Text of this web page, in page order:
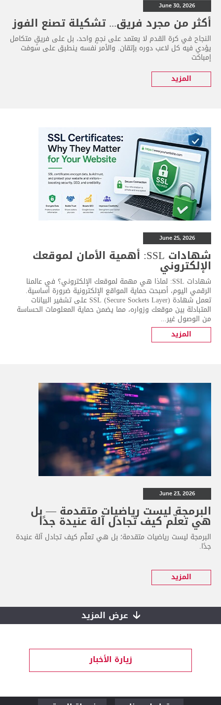
June 30, 2026
أكثر من مجرد فريق... تشكيلة تصنع الفوز
النجاح في كرة القدم لا يعتمد على نجمٍ واحد، بل على فريقٍ متكامل
يؤدي فيه كل لاعب دوره بإتقان. والأمر نفسه ينطبق على سوفت
إمباكت
المزيد
June 25, 2026
شهادات SSL: أهمية الأمان لموقعك
الإلكتروني
شهادات SSL: لماذا هي مهمة لموقعك الإلكتروني؟ في عالمنا
الرقمي اليوم، أصبحت حماية المواقع الإلكترونية ضرورة أساسية.
تعمل شهادة SSL (Secure Sockets Layer) على تشفير البيانات
المتبادلة بين موقعك وزواره، مما يضمن حماية المعلومات الحساسة
من الوصول غير...
المزيد
June 23, 2026
البرمجة ليست رياضيات متقدمة — بل
هي تعلّم كيف تجادل آلة عنيدة جدًا
البرمجة ليست رياضيات متقدمة؛ بل هي تعلّم كيف تجادل آلة عنيدة
جدًا.
المزيد
عرض المزيد
زيارة الأخبار